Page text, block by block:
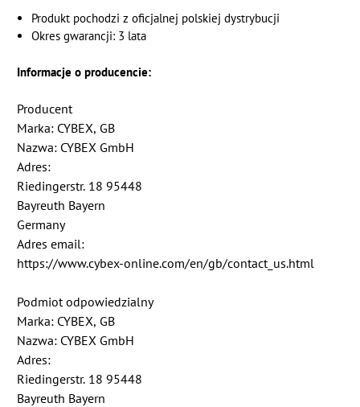
Produkt pochodzi z oficjalnej polskiej dystrybucji
Okres gwarancji: 3 lata
Informacje o producencie:
Producent
Marka: CYBEX, GB
Nazwa: CYBEX GmbH
Adres:
Riedingerstr. 18 95448
Bayreuth Bayern
Germany
Adres email:
https://www.cybex-online.com/en/gb/contact_us.html
Podmiot odpowiedzialny
Marka: CYBEX, GB
Nazwa: CYBEX GmbH
Adres:
Riedingerstr. 18 95448
Bayreuth Bayern